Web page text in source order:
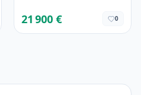
21 900 € 0